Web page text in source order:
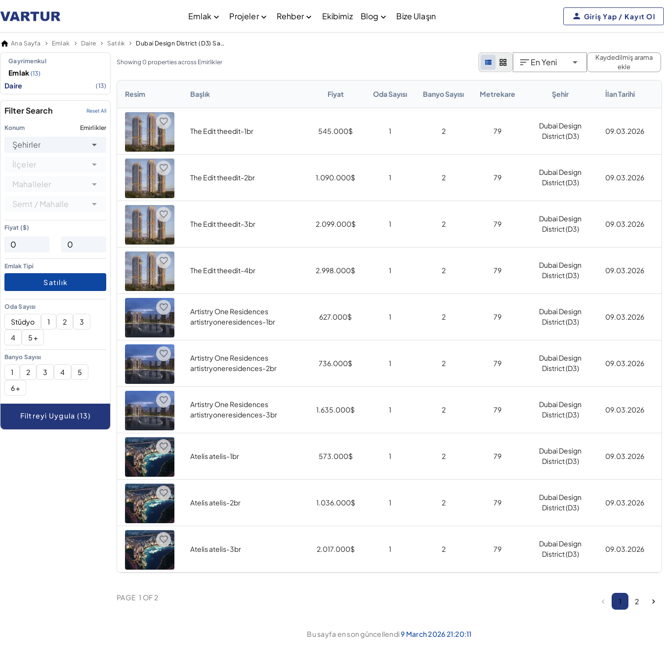
Emlak Projeler Rehber Ekibimiz Blog Bize Ulaşın Giriş Yap / Kayıt Ol
Ana Sayfa Emlak Daire Satılık Dubai Design District (D3) Satılık Daire
Gayrimenkul
Emlak (13)
Daire (13)
Filter Search Reset All
Konum Emirlikler
Şehirler
İlçeler
Mahalleler
Semt / Mahalle
Fiyat ($)
Emlak Tipi
Satılık
Oda Sayısı
Stüdyo 1 2
3
4
5 +
Banyo Sayısı
1 2 3 4
5
6 +
Filtreyi Uygula (13)
Showing 0 properties across Emirlikler En Yeni
Kaydedilmiş arama
ekle
Resim Başlık Fiyat Oda Sayısı Banyo Sayısı Metrekare Şehir İlan Tarihi
The Edit theedit-1br 545.000$ 1 2 79
Dubai Design
District (D3)
09.03.2026
The Edit theedit-2br 1.090.000$ 1 2 79
Dubai Design
District (D3)
09.03.2026
The Edit theedit-3br 2.099.000$ 1 2 79
Dubai Design
District (D3)
09.03.2026
The Edit theedit-4br 2.998.000$ 1 2 79
Dubai Design
District (D3)
09.03.2026
Artistry One Residences
artistryoneresidences-1br
627.000$ 1 2 79
Dubai Design
District (D3)
09.03.2026
Artistry One Residences
artistryoneresidences-2br
736.000$ 1 2 79
Dubai Design
District (D3)
09.03.2026
Artistry One Residences
artistryoneresidences-3br
1.635.000$ 1 2 79
Dubai Design
District (D3)
09.03.2026
Atelis atelis-1br 573.000$ 1 2 79
Dubai Design
District (D3)
09.03.2026
Atelis atelis-2br 1.036.000$ 1 2 79
Dubai Design
District (D3)
09.03.2026
Atelis atelis-3br 2.017.000$ 1 2 79
Dubai Design
District (D3)
09.03.2026
PAGE 1 OF 2 1 2
Bu sayfa en son güncellendi9 March 2026 21:20:11